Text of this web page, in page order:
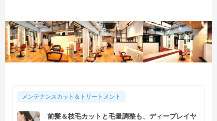
メンテナンスカット＆トリートメント
前髪＆枝毛カットと毛量調整も、ディープレイヤ